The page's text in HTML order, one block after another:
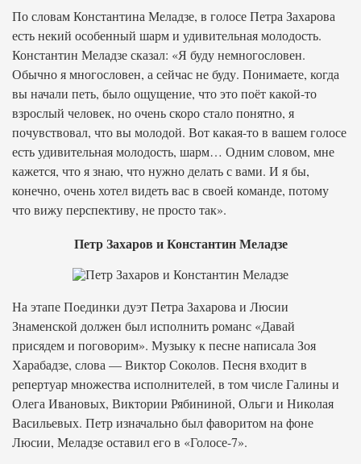
По словам Константина Меладзе, в голосе Петра Захарова
есть некий особенный шарм и удивительная молодость.
Константин Меладзе сказал: «Я буду немногословен.
Обычно я многословен, а сейчас не буду. Понимаете, когда
вы начали петь, было ощущение, что это поёт какой-то
взрослый человек, но очень скоро стало понятно, я
почувствовал, что вы молодой. Вот какая-то в вашем голосе
есть удивительная молодость, шарм… Одним словом, мне
кажется, что я знаю, что нужно делать с вами. И я бы,
конечно, очень хотел видеть вас в своей команде, потому
что вижу перспективу, не просто так».
Петр Захаров и Константин Меладзе
На этапе Поединки дуэт Петра Захарова и Люсии
Знаменской должен был исполнить романс «Давай
присядем и поговорим». Музыку к песне написала Зоя
Харабадзе, слова — Виктор Соколов. Песня входит в
репертуар множества исполнителей, в том числе Галины и
Олега Ивановых, Виктории Рябининой, Ольги и Николая
Васильевых. Петр изначально был фаворитом на фоне
Люсии, Меладзе оставил его в «Голосе-7».